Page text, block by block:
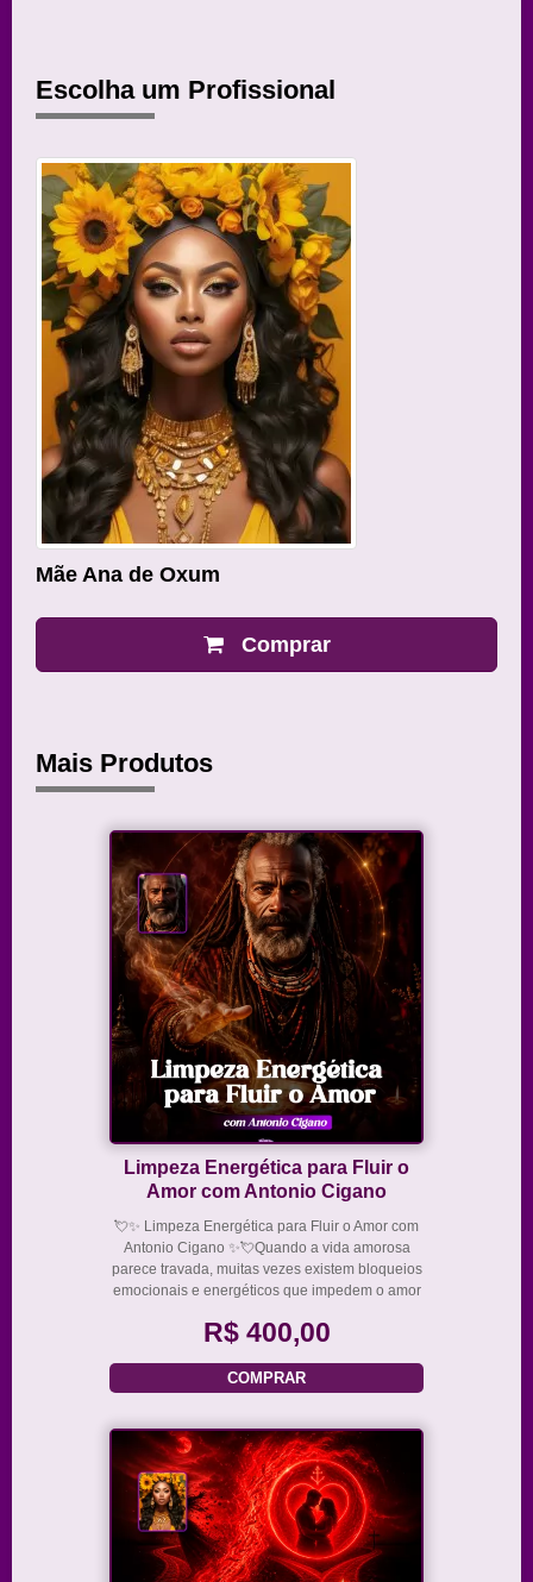
Escolha um Profissional
Mãe Ana de Oxum
Comprar
Mais Produtos
Limpeza Energética para Fluir o
Amor com Antonio Cigano
💘✨ Limpeza Energética para Fluir o Amor com
Antonio Cigano ✨💘Quando a vida amorosa
parece travada, muitas vezes existem bloqueios
emocionais e energéticos que impedem o amor
Fluir o Amor é um trabalho espiritual voltado p
R$ 400,00
COMPRAR